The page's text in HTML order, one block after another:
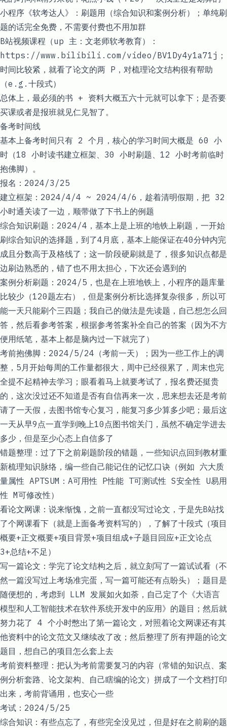
小程序《软考达人》：刷题用（综合知识和案例分析）；单纯刷
题的话完全免费，不需要付费也不用加群
B站视频课程（up 主：文老师软考教育）：
https://www.bilibili.com/video/BV1Dy4y1a71j ；
时间比较紧，就看了论文的两 P，对梳理论文结构很有帮助
（e.g.十段式）
总体上，最必须的书 + 资料大概五六十元就可以拿下；是否要
买课或者是报班就见仁见智了。
备考时间线
基本上备考时间只有 2 个月，核心的学习时间大概是 60 小
时（18 小时读书建立框架、30 小时刷题、12 小时考前临时
抱佛脚）。
报名：2024/3/25
建立框架：2024/4/4 ~ 2024/4/6，趁着清明假期，把 32
小时通关读了一边，顺带做了下书上的例题
综合知识刷题：2024/4，基本上是上班的地铁上刷题，一开始
刷综合知识的选择题，到了4月底，基本上能保证在40分钟内完
成且分数高于及格线了；这一阶段硬刷就是了，很多知识点都是
边刷边熟悉的，错了也不用太担心，下次还会遇到的
案例分析刷题：2024/5，也是在上班地铁上，小程序的题库量
比较少（120题左右），但是案例分析比选择复杂很多，所以可
能一天只能刷个三四题；我自己的做法是先读题，自己想怎么回
答，然后看参考答案，根据参考答案补全自己的答案（因为不方
便用纸笔，基本上都是脑内过一下就完了）
考前抱佛脚：2024/5/24（考前一天）；因为一些工作上的调
整，5月开始每周的工作量都很大，周中已经很累了，周末也完
全提不起精神去学习；眼看着马上就要考试了，报名费还挺贵
的，这次没过还不知道是否有自信再来一次，思来想去还是考前
请了一天假，去图书馆专心复习，能复习多少算多少吧；最后这
一天从早9点一直学到晚上10点图书馆关门，虽然不确定学进去
多少，但是至少心态上自信多了
错题整理：过了下之前刷题阶段的错题，一些知识点回到教材重
新梳理知识脉络，编一些自己能记住的记忆口诀（例如 六大质
量属性 APTSUM：A可用性 P性能 T可测试性 S安全性 U易用
性 M可修改性）
看论文网课：说来惭愧，之前一直都没写过论文，于是先B站找
了个网课看下（就是上面备考资料写的），了解了十段式（项目
概要+正文概要+项目背景+项目组成+子题目回应+正文论点
3+总结+不足）
写一篇论文：学完了论文结构之后，就立刻写了一篇试试看（不
然一篇没写过上考场准完蛋，写一篇可能还有点盼头）；题目是
随便想的，考虑到 LLM 发展如火如荼，自己定了个《大语言
模型和人工智能技术在软件系统开发中的应用》的题目；然后就
努力花了 4 个小时憋出了第一篇论文，对照着论文网课还有其
他资料中的论文范文又继续改了改；然后整理了所有押题的论文
题目，想自己的项目怎么套上去
考前资料整理：把认为考前需要复习的内容（常错的知识点、案
例分析套路、论文架构、自己瞎编的论文）拼成了一个文档打印
出来，考前背诵用，也安心一些
考试：2024/5/25
综合知识：有些点忘了，有些完全没见过，但是好在之前刷的题